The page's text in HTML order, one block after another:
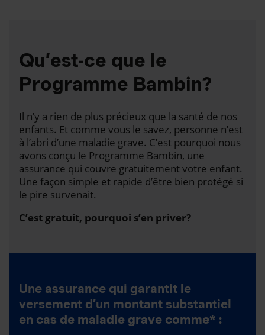
Qu’est-ce que le
Programme Bambin?
Il n’y a rien de plus précieux que la santé de nos
enfants. Et comme vous le savez, personne n’est
à l’abri d’une maladie grave. C’est pourquoi nous
avons conçu le Programme Bambin, une
assurance qui couvre gratuitement votre enfant.
Une façon simple et rapide d’être bien protégé si
le pire survenait.
C’est gratuit, pourquoi s’en priver?
Une assurance qui garantit le
versement d’un montant substantiel
en cas de maladie grave comme* :